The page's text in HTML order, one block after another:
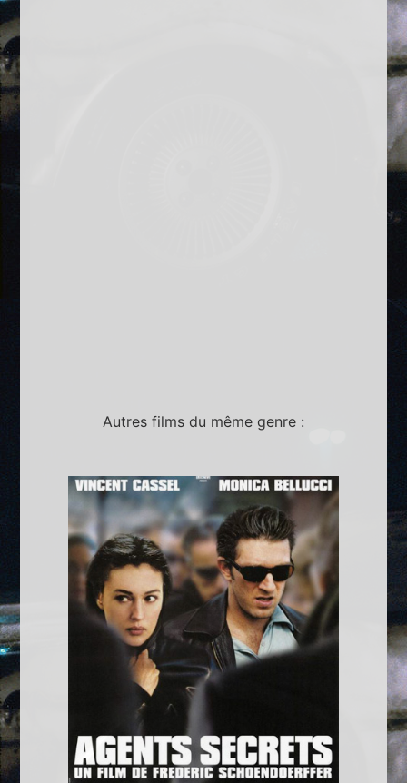
Autres films du même genre :